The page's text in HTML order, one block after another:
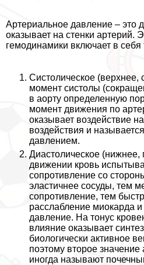
Артериальное давление – это
оказывает на стенки артерий.
гемодинамики включает в себя
Систолическое (верхнее,
момент систолы
в аорту определенную
момент движения по
оказывает воздействие
воздействия и
давлением.
Диастолическое
движении кровь
сопротивление со
эластичнее сосуды, тем
сопротивление, тем
расслабление миокарда
давление. На тонус
влияние оказывает
биологически активное
поэтому второе
иногда называют